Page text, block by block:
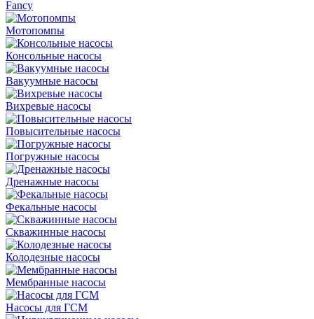
Fancy
Мотопомпы
Консольные насосы
Вакуумные насосы
Вихревые насосы
Повысительные насосы
Погружные насосы
Дренажные насосы
Фекальные насосы
Скважинные насосы
Колодезные насосы
Мембранные насосы
Насосы для ГСМ